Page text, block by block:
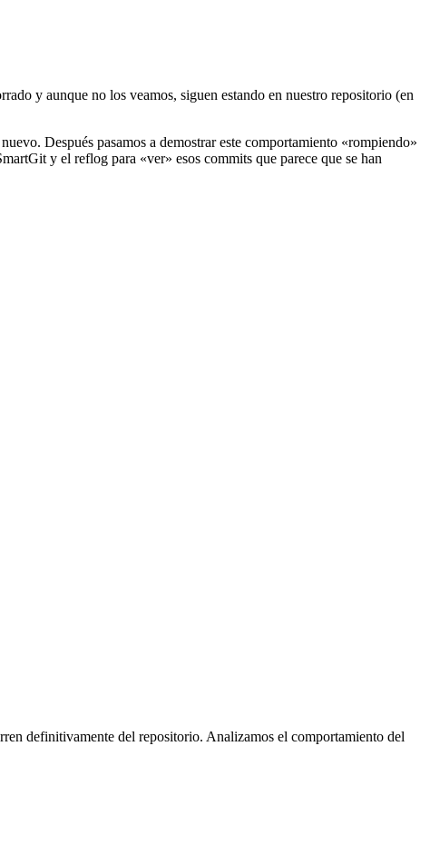
y aunque no los veamos, siguen estando en nuestro repositorio (en
Después pasamos a demostrar este comportamiento «rompiendo»
y el reflog para «ver» esos commits que parece que se han
definitivamente del repositorio. Analizamos el comportamiento del